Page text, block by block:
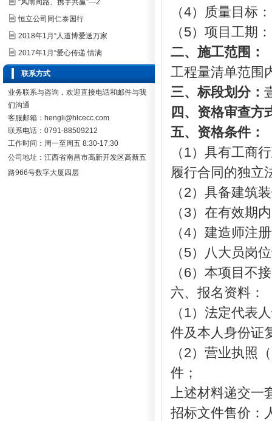
（4）质量目标
（5） 项目工期
二、施工范围：
工程量清单范围
三、标段划分：
四、资格审查方
五、资格条件：
（1）具有工商
履行合同的独立
（2） 具备建筑
（3）在有效期
（4）建造师注
（5）八大员岗
（6）本项目不
六、报名资料：
（1）法定代表
件及本人身份证
（2）营业执照
件；
上述材料递交一
招标文件售价：
“风雨同路、携手共赢”---2
恒立公司同仁泰国行
2018年1月“人道博爱送万家
2017年1月“爱心传递 情满
联系方式
业务联系与咨询，欢迎直接电话和邮件与我
们沟通
客服邮箱：hengli@hlcecc.com
联系电话：0791-88509212
工作时间：周一至周五 8:30-17:30
公司地址： 江西省南昌市高新开发区高新五
路966号数字大厦四层